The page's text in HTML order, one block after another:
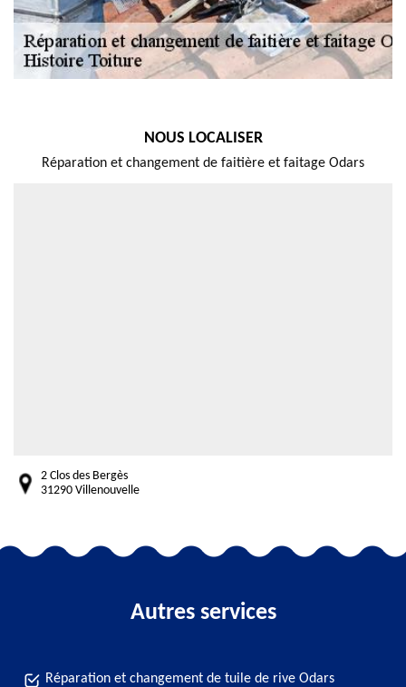
NOUS LOCALISER
Réparation et changement de faitière et faitage Odars
2 Clos des Bergès
31290 Villenouvelle
Autres services
Réparation et changement de tuile de rive Odars